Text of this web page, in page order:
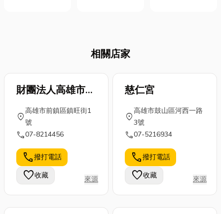
們熟悉的室內
設計又有什麼
你也嚮往一個
充滿個人風格
的居家空間，
那這篇文章絕
對能給你靈
感！文末小編
也會分享新北
軟裝設計推薦
公司...
吻，跟你分享
「吃優格到底
有什麼好
處？」透過五
大常見問題，
讓你秒懂優格
魅力，還會教
你怎麼搭配保
裡面到底有什
麼營養？為...
房屋內部的裝
還可能對居住
不利影響。因
非常重要的工
作。 抓漏防水
工程的價格費
相關店家
財團法人高雄市前
鎮鎮南宮
location_on
高雄市前鎮區鎮旺街1
號
call07-8214456
call撥打電話
favorite收藏 來源
慈仁宮
location_on
高雄市鼓山區河西一路
3號
call07-5216934
call撥打電話
favorite收藏 來源